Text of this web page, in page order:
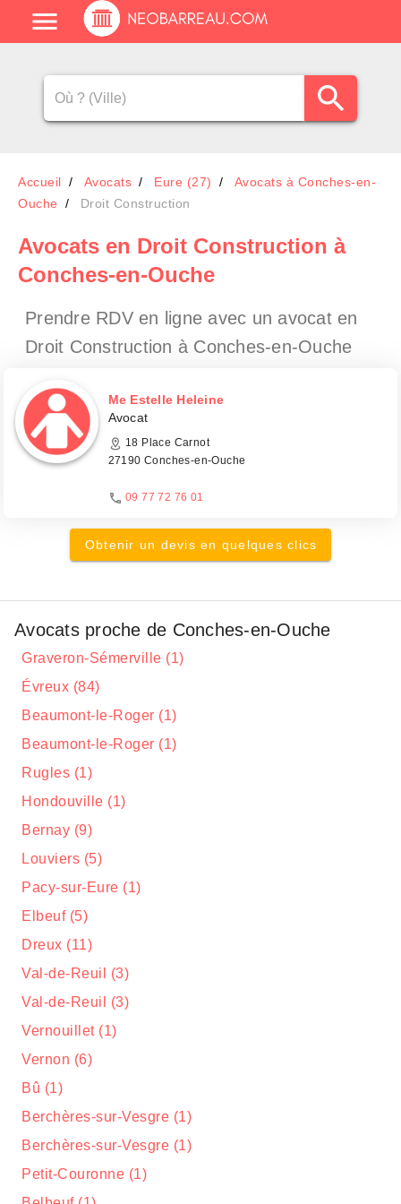
Accueil Avocats Eure (27)
Avocats à Conches-en-
Ouche
Droit Construction
Avocats en Droit Construction à
Conches-en-Ouche
Prendre RDV en ligne avec un avocat en
Droit Construction à Conches-en-Ouche
Me Estelle Heleine
Avocat
18 Place Carnot
27190 Conches-en-Ouche
09 77 72 76 01
Obtenir un devis en quelques clics
Avocats proche de Conches-en-Ouche
Graveron-Sémerville (1)
Évreux (84)
Beaumont-le-Roger (1)
Beaumont-le-Roger (1)
Rugles (1)
Hondouville (1)
Bernay (9)
Louviers (5)
Pacy-sur-Eure (1)
Elbeuf (5)
Dreux (11)
Val-de-Reuil (3)
Val-de-Reuil (3)
Vernouillet (1)
Vernon (6)
Bû (1)
Berchères-sur-Vesgre (1)
Berchères-sur-Vesgre (1)
Petit-Couronne (1)